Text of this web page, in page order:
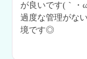
が良いです(｀・
過度な管理がな
境です◎